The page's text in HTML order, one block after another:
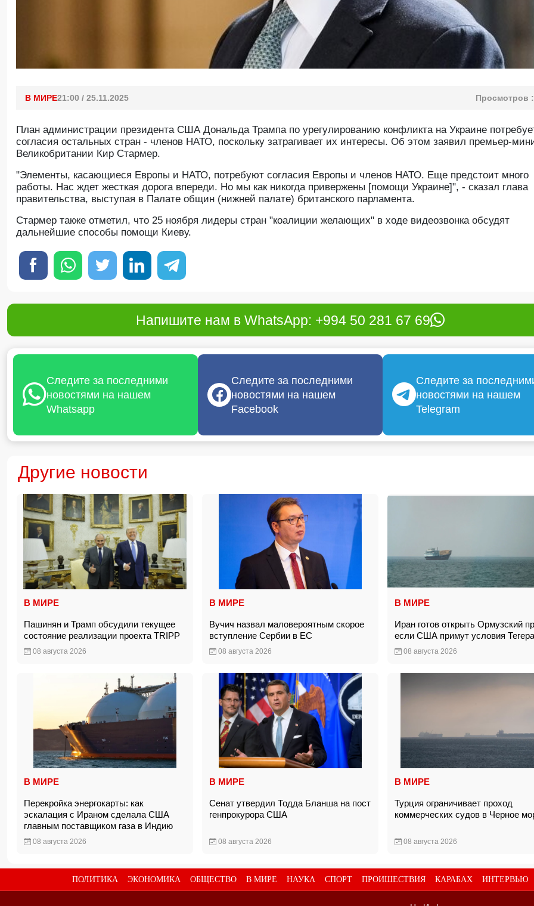
В МИРЕ21:00 / 25.11.2025 Просмотров :
План администрации президента США Дональда Трампа по урегулированию конфликта на Украине
согласия остальных стран - членов НАТО, поскольку затрагивает их интересы. Об этом заявил премьер-
Великобритании Кир Стармер.
"Элементы, касающиеся Европы и НАТО, потребуют согласия Европы и членов НАТО. Еще предстоит много
работы. Нас ждет жесткая дорога впереди. Но мы как никогда привержены [помощи Украине]", - сказал глава
правительства, выступая в Палате общин (нижней палате) британского парламента.
Стармер также отметил, что 25 ноября лидеры стран "коалиции желающих" в ходе видеозвонка обсудят
дальнейшие способы помощи Киеву.
Напишите нам в WhatsApp: +994 50 281 67 69
Следите за последними
новостями на нашем
Whatsapp
Следите за последними
новостями на нашем
Facebook
Следите за
новостями на нашем
Telegram
Другие новости
В МИРЕ
Пашинян и Трамп обсудили текущее
состояние реализации проекта TRIPP
08 августа 2026
В МИРЕ
Вучич назвал маловероятным скорое
вступление Сербии в ЕС
08 августа 2026
В МИРЕ
Иран готов открыть Ормузский
если США примут условия
08 августа 2026
В МИРЕ
Перекройка энергокарты: как
эскалация с Ираном сделала США
главным поставщиком газа в Индию
08 августа 2026
В МИРЕ
Сенат утвердил Тодда Бланша на пост
генпрокурора США
08 августа 2026
В МИРЕ
Турция ограничивает проход
коммерческих судов в Черное
08 августа 2026
ПОЛИТИКА ЭКОНОМИКА ОБЩЕСТВО В МИРЕ НАУКА СПОРТ ПРОИШЕСТВИЯ КАРАБАХ ИНТЕРВЬЮ